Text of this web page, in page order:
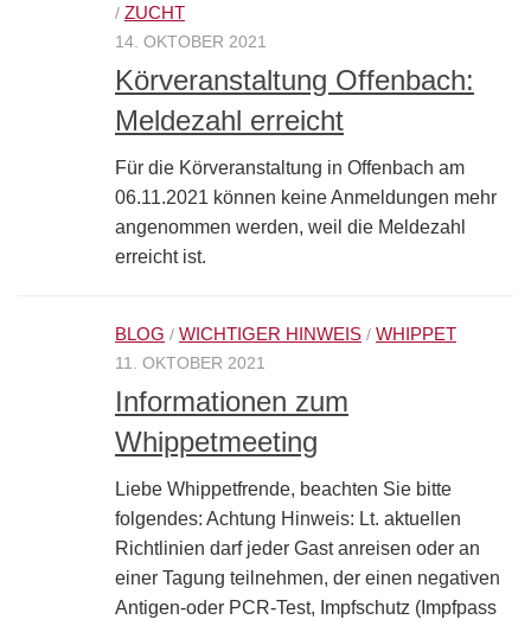
/ ZUCHT
14. OKTOBER 2021
Körveranstaltung Offenbach:
Meldezahl erreicht
Für die Körveranstaltung in Offenbach am
06.11.2021 können keine Anmeldungen mehr
angenommen werden, weil die Meldezahl
erreicht ist.
BLOG / WICHTIGER HINWEIS / WHIPPET
11. OKTOBER 2021
Informationen zum
Whippetmeeting
Liebe Whippetfrende, beachten Sie bitte
folgendes: Achtung Hinweis: Lt. aktuellen
Richtlinien darf jeder Gast anreisen oder an
einer Tagung teilnehmen, der einen negativen
Antigen-oder PCR-Test, Impfschutz (Impfpass